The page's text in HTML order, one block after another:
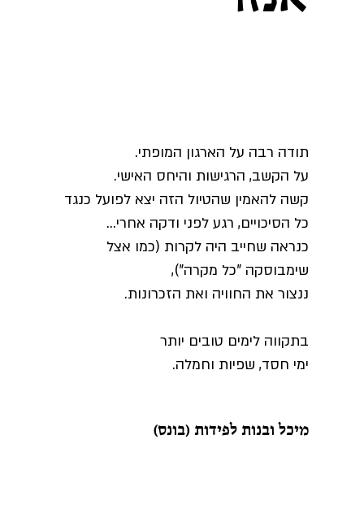
תודה רבה על הארגון המופתי.
על הקשב, הרגישות והיחס האישי.
קשה להאמין שהטיול הזה יצא לפועל כנגד
כל הסיכויים, רגע לפני ודקה אחרי...
כנראה שחייב היה לקרות (כמו אצל
שימבוסקה "כל מקרה"),
ננצור את החוויה ואת הזכרונות.
בתקווה לימים טובים יותר
ימי חסד, שפיות וחמלה.
מיכל ובנות לפידות (בונס)